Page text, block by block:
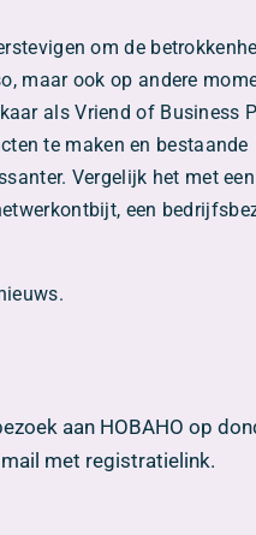
om de
maar ook op andere
als Vriend of Business
te maken en bestaande
Vergelijk het met een
een
aan HOBAHO op
met registratielink.